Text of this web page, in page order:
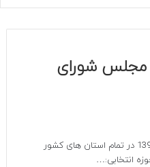
مجلس شورای
نتایج نهایی انتخابات مجلس دهم 1394 در تمام استان های کشور
انتخابی:…